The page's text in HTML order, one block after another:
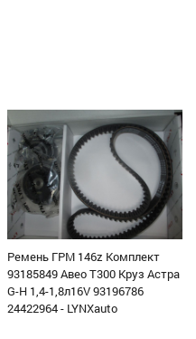
Ремень ГРМ 146z Комплект
93185849 Авео Т300 Круз Астра
G-H 1,4-1,8л16V 93196786
24422964 - LYNXauto